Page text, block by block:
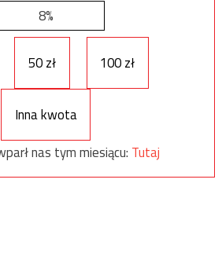
8%
50 zł 100 zł
Inna kwota
nas tym miesiącu: Tutaj